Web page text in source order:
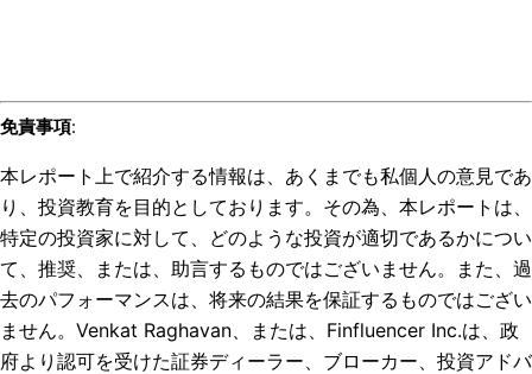
免責事項:
本レポート上で紹介する情報は、あくまでも私個人の意見であ
り、投資教育を目的としております。その為、本レポートは、
特定の投資家に対して、どのような投資が適切であるかについ
て、推奨、または、助言するものではございません。また、過
去のパフォーマンスは、将来の結果を保証するものではござい
ません。Venkat Raghavan、または、Finfluencer Inc.は、政
府より認可を受けた証券ディーラー、ブローカー、投資アドバ